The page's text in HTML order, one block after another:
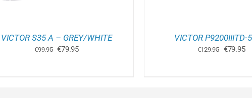
VICTOR S35 A – GREY/WHITE
€99.95 Oorspronkelijke
€79.95Huidige
VICTOR P9200IIITD-
€129.95 €79.95